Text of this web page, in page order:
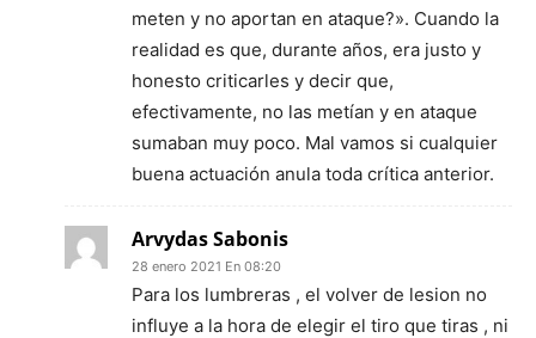
meten y no aportan en ataque?». Cuando la
realidad es que, durante años, era justo y
honesto criticarles y decir que,
efectivamente, no las metían y en ataque
sumaban muy poco. Mal vamos si cualquier
buena actuación anula toda crítica anterior.
Arvydas Sabonis
28 enero 2021 En 08:20
Para los lumbreras , el volver de lesion no
influye a la hora de elegir el tiro que tiras , ni